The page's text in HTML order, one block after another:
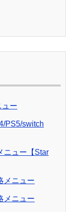
ュー
PS5/switch
ニュー【Star
メニュー
メニュー